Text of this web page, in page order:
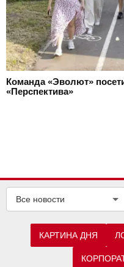
Команда «Эволют»
«Перспектива»
Все новости
КАРТИНА ДНЯ